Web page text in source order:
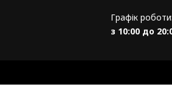
Графік роботи:
з 10:00 до